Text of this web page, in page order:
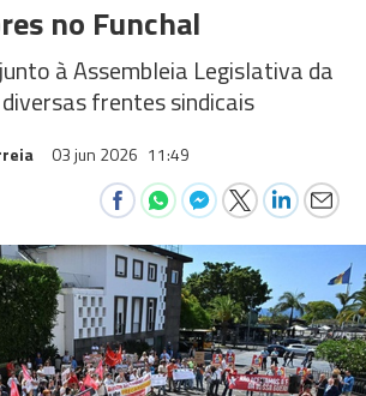
no Funchal
à Assembleia Legislativa da
frentes sindicais
03 jun 2026 11:49